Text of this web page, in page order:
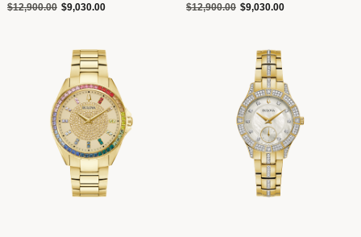
Precio reducido de
$12,900.00a$9,030.00 Precio reducido de
$12,900.00a$9,030.00